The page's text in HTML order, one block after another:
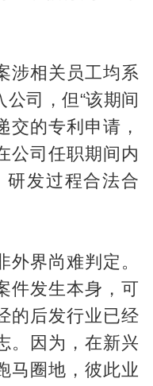
涉相关员工均系
司，但“该期间
交的专利申请，
公司任职期间内
研发过程合法合
外界尚难判定。
件发生本身，可
的后发行业已经
。因为，在新兴
马圈地，彼此业